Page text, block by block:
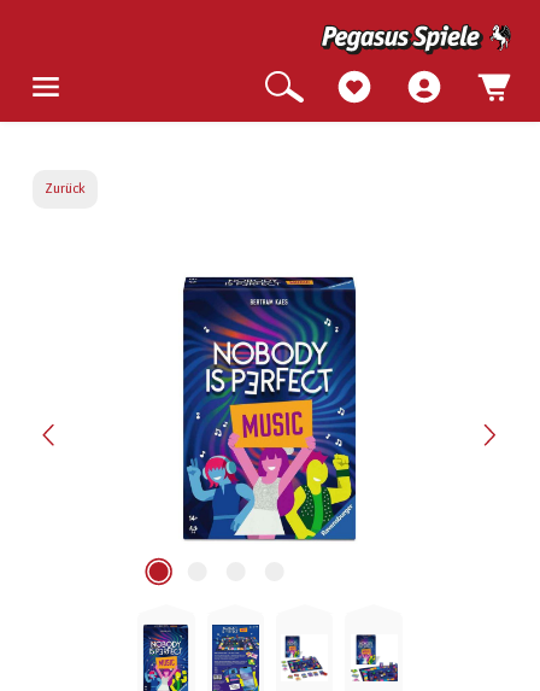
Zurück
Bildergalerie überspringen